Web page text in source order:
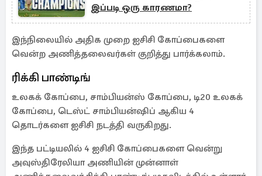
இப்படி ஒரு காரணமா?
இந்நிலையில் அதிக முறை ஐசிசி கோப்பைகளை
வென்ற அணித்தலைவர்கள் குறித்து பார்க்கலாம்.
ரிக்கி பாண்டிங்
உலகக் கோப்பை, சாம்பியன்ஸ் கோப்பை, டி20 உலகக்
கோப்பை, டெஸ்ட் சாம்பியன்ஷிப் ஆகிய 4
தொடர்களை ஐசிசி நடத்தி வருகிறது.
இந்த பட்டியலில் 4 ஐசிசி கோப்பைகளை வென்று
அவுஸ்திரேலியா அணியின் முன்னாள்